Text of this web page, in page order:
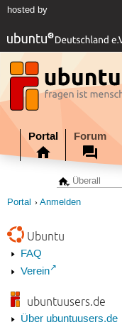
hosted by
Portal Forum
Portal Anmelden
Ubuntu
FAQ
Verein
ubuntuusers.de
Über ubuntuusers.de